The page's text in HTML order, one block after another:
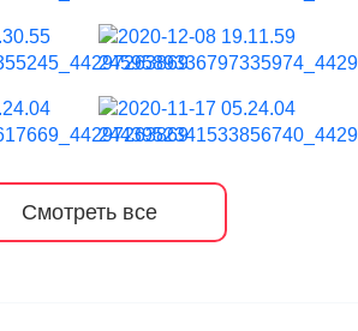
Смотреть все